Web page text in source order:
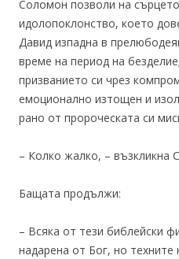
Соломон позволи на
идолопоклонство, което
Давид изпадна в
време на период на
призванието си чрез
емоционално изтощен и
рано от пророческата си
– Колко жалко, – възкликна
Бащата продължи:
– Всяка от тези библейски
надарена от Бог, но